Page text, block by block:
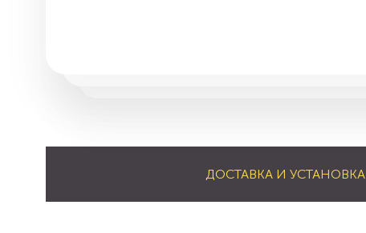
ДОСТАВКА И УСТАНОВКА